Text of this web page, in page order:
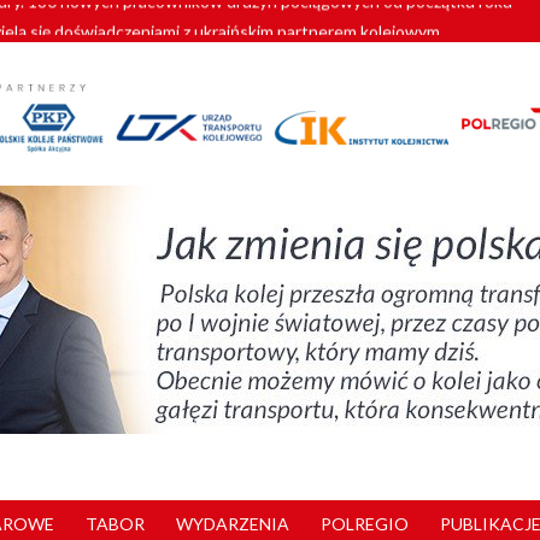
się doświadczeniami z ukraińskim partnerem kolejowym
Vectrony na 230 km/h
pociągi od PESA. Sześć nowoczesnych ELF-ów wyjedzie na tory w
180 nowych pracowników drużyn pociągowych od początku roku
TABOR WYDARZENIA POLREGIO